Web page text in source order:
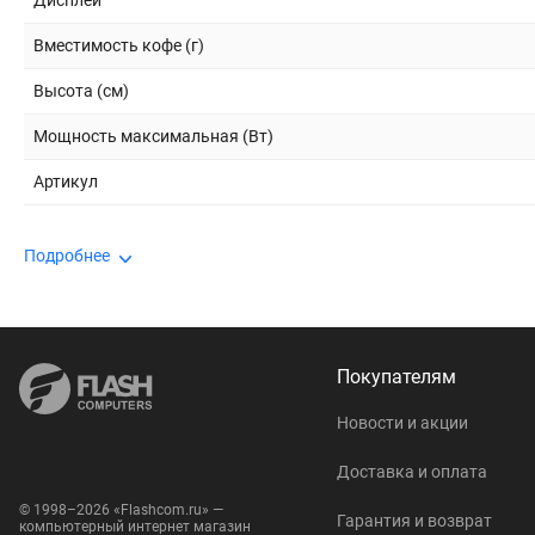
Вместимость кофе (г)
Высота (см)
Мощность максимальная (Вт)
Артикул
Подробнее
© 1998–2026 «Flashcom.ru» —
компьютерный интернет магазин
Покупателям
Новости и акции
Доставка и оплата
Гарантия и возврат